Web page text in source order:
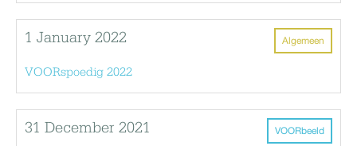
Algemeen
1 January 2022
VOORspoedig 2022
VOORbeeld
31 December 2021